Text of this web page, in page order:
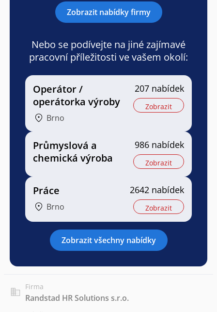
Zobrazit nabídky firmy
Nebo se podívejte na jiné zajímavé
pracovní příležitosti ve vašem okolí:
Operátor /
operátorka výroby
Brno
207 nabídek
Zobrazit
Průmyslová a
chemická výroba
986 nabídek
Zobrazit
Práce
Brno
2642 nabídek
Zobrazit
Zobrazit všechny nabídky
Firma
Randstad HR Solutions s.r.o.